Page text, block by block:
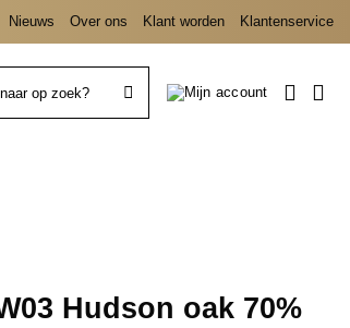
Nieuws Over ons Klant worden Klantenservice
Hudson oak 70%